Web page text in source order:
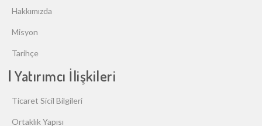
Hakkımızda
Misyon
Tarihçe
Yatırımcı İlişkileri
Ticaret Sicil Bilgileri
Ortaklık Yapısı